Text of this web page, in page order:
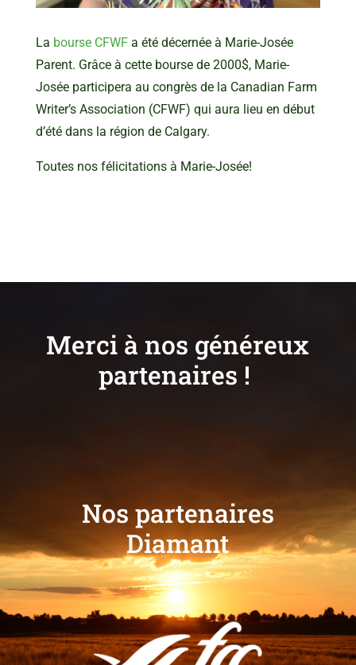
La bourse CFWFa été décernée à Marie-Josée
Parent. Grâce à cette bourse de 2000$, Marie-
Josée participera au congrès de la Canadian Farm
Writer’s Association (CFWF) qui aura lieu en début
d’été dans la région de Calgary.
Toutes nos félicitations à Marie-Josée!
Merci à nos généreux
partenaires !
Nos partenaires
Diamant